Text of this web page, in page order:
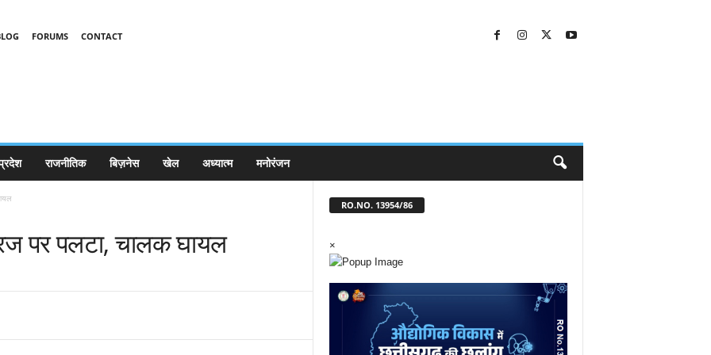
FORUMS
CONTACT
राजनीतिक बिज़नेस खेल अध्यात्म मनोरंजन
पर पलटा, चालक घायल
RO.NO. 13954/86
×